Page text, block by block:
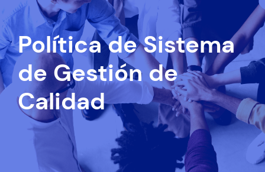
Política de Sistema
de Gestión de
Calidad